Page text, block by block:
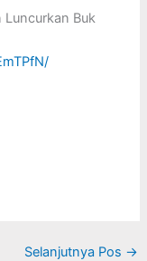
Luncurkan Buk
Selanjutnya Pos →